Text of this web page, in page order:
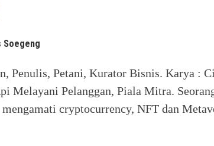
Soegeng
Penulis, Petani, Kurator Bisnis. Karya :
Melayani Pelanggan, Piala Mitra.
cryptocurrency, NFT dan